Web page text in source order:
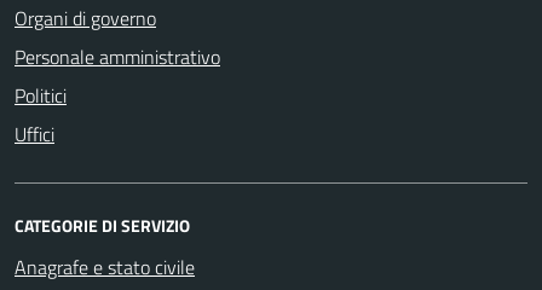
Organi di governo
Personale amministrativo
Politici
Uffici
CATEGORIE DI SERVIZIO
Anagrafe e stato civile